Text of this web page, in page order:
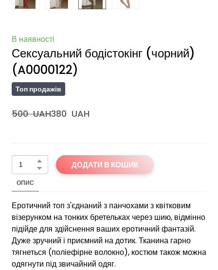
В наявності
Сексуальний бодістокінг (чорний)
(A0000122)
Топ продажів
500  UAH380  UAH
ДОДАТИ В КОШИК
ОПИС
Еротичний топ з'єднаний з панчохами з квітковим
візерунком на тонких бретельках через шию, відмінно
підійде для здійснення ваших еротичний фантазій.
Дуже зручний і приємний на дотик. Тканина гарно
тягнеться (поліефірне волокно), костюм також можна
одягнути під звичайний одяг.